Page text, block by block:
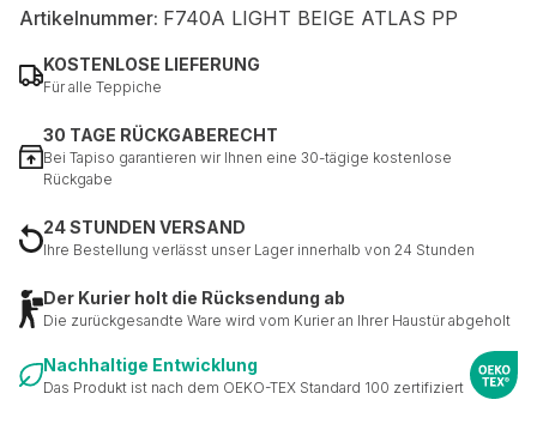
Artikelnummer: F740A LIGHT BEIGE ATLAS PP
KOSTENLOSE LIEFERUNG
Für alle Teppiche
30 TAGE RÜCKGABERECHT
Bei Tapiso garantieren wir Ihnen eine 30-tägige kostenlose
Rückgabe
24 STUNDEN VERSAND
Ihre Bestellung verlässt unser Lager innerhalb von 24 Stunden
Der Kurier holt die Rücksendung ab
Die zurückgesandte Ware wird vom Kurier an Ihrer Haustür abgeholt
Nachhaltige Entwicklung
Das Produkt ist nach dem OEKO-TEX Standard 100 zertifiziert
Alle akzeptieren